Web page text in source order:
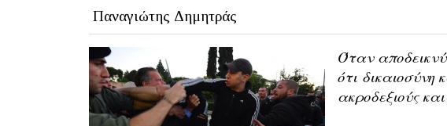
Παναγιώτης Δημητράς
Όταν
ότι δικαιοσύνη
ακροδεξιούς